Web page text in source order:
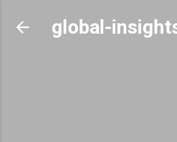
Skip to
global-